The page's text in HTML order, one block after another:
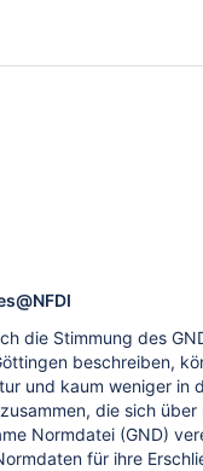
die Stimmung des
beschreiben,
und kaum weniger in
die sich
Normdatei (GND)
für ihre